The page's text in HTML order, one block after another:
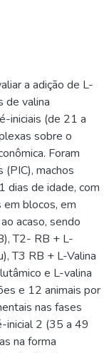
a adição de L-
de valina
iniciais (de 21 a
sobre o
Foram
machos
dias de idade, com
blocos, em
acaso, sendo
T2- RB + L-
T3 RB + L-Valina
e L-valina
e 12 animais por
nas fases
inicial 2 (35 a 49
na forma